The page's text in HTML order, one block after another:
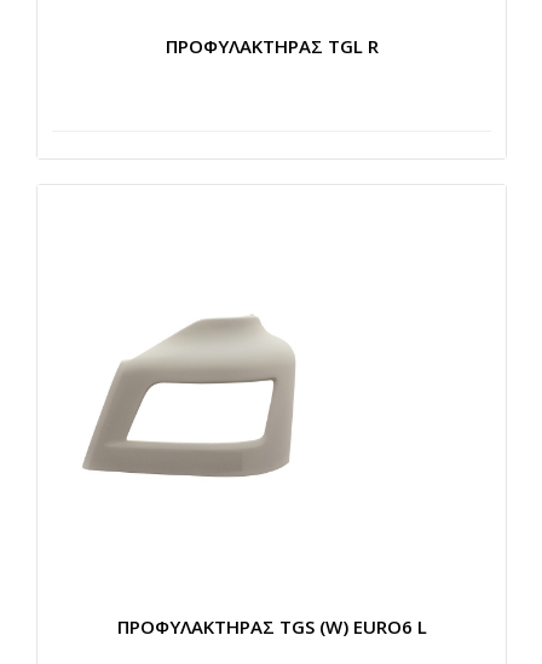
ΠΡΟΦΥΛΑΚΤΗΡΑΣ TGL R
ΠΡΟΦΥΛΑΚΤΗΡΑΣ TGS (W) EURO6 L